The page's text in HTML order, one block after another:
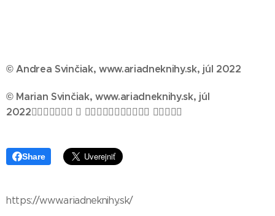
© Andrea Svinčiak, www.ariadneknihy.sk, júl 2022
© Marian Svinčiak, www.ariadneknihy.sk, júl
2022􏰗􏲇􏲍􏱩􏰲􏰳􏰋 􏰲 􏰍􏰑􏰐􏱶􏰌􏱽􏰳􏰲􏰳􏰋􏰓 􏱩􏰗􏰐􏰑􏱽
Share
https://www.ariadneknihy.sk/